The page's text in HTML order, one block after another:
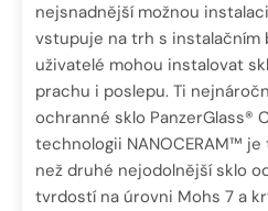
nejsnadnější možnou
vstupuje na trh s instalačním
uživatelé mohou instalovat
prachu i poslepu. Ti
ochranné sklo PanzerGlass®
technologii NANOCERAM™
než druhé nejodolnější sklo
tvrdostí na úrovni Mohs 7 a